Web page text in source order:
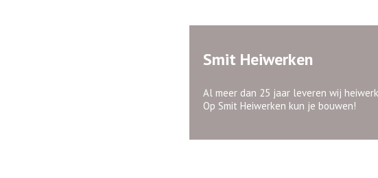
Smit Heiwerken
Al meer dan 25 jaar leveren wij
Op Smit Heiwerken kun je bouwen!